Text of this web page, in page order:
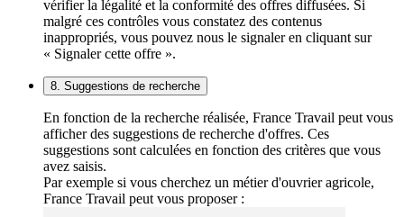
vérifier la légalité et la conformité des offres diffusées. Si
malgré ces contrôles vous constatez des contenus
inappropriés, vous pouvez nous le signaler en cliquant sur
« Signaler cette offre ».
8. Suggestions de recherche
En fonction de la recherche réalisée, France Travail peut vous
afficher des suggestions de recherche d'offres. Ces
suggestions sont calculées en fonction des critères que vous
avez saisis.
Par exemple si vous cherchez un métier d'ouvrier agricole,
France Travail peut vous proposer :